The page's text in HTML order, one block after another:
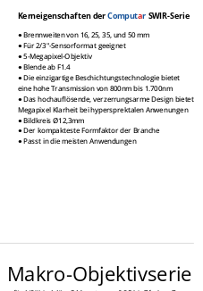
Kerneigenschaften derComputar SWIR-Serie
●Brennweiten von 16, 25, 35, und 50 mm
● Für 2/3"-Sensorformat geeignet
● 5-Megapixel-Objektiv
● Blende ab F1.4
● Die einzigartige Beschichtungstechnologie bietet
eine hohe Transmission von 800nm bis 1.700nm
● Das hochauflösende, verzerrungsarme Design bietet
Megapixel Klarheit bei hypersprektalen Anwenungen
●Bildkreis Ø12,3mm
● Der kompakteste Formfaktor der Branche
● Passt in die meisten Anwendungen
Makro-Objektivserie